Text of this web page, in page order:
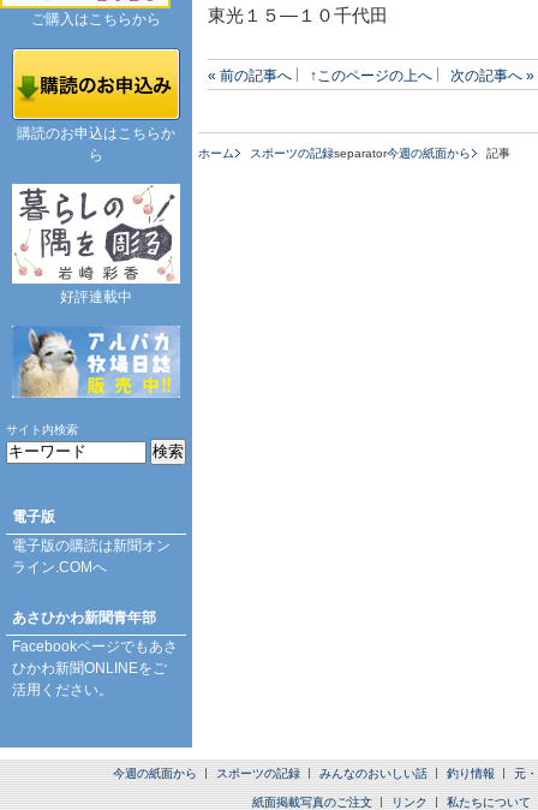
東光１５―１０千代田
« 前の記事へ ↑このページの上へ 次の記事へ »
ホーム スポーツの記録separator今週の紙面から 記事
ご購入はこちらから
購読のお申込はこちらか
ら
好評連載中
サイト内検索
電子版
電子版の購読は新聞オン
ライン.COMへ
あさひかわ新聞青年部
Facebookページでもあさ
ひかわ新聞ONLINEをご
活用ください。
今週の紙面から スポーツの記録 みんなのおいしい話 釣り情報 元
紙面掲載写真のご注文 リンク 私たちについて